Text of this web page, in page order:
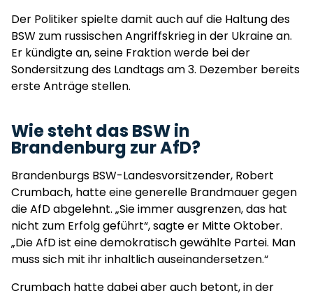
Der Politiker spielte damit auch auf die Haltung des
BSW zum russischen Angriffskrieg in der Ukraine an.
Er kündigte an, seine Fraktion werde bei der
Sondersitzung des Landtags am 3. Dezember bereits
erste Anträge stellen.
Wie steht das BSW in
Brandenburg zur AfD?
Brandenburgs BSW-Landesvorsitzender, Robert
Crumbach, hatte eine generelle Brandmauer gegen
die AfD abgelehnt. „Sie immer ausgrenzen, das hat
nicht zum Erfolg geführt“, sagte er Mitte Oktober.
„Die AfD ist eine demokratisch gewählte Partei. Man
muss sich mit ihr inhaltlich auseinandersetzen.“
Crumbach hatte dabei aber auch betont, in der